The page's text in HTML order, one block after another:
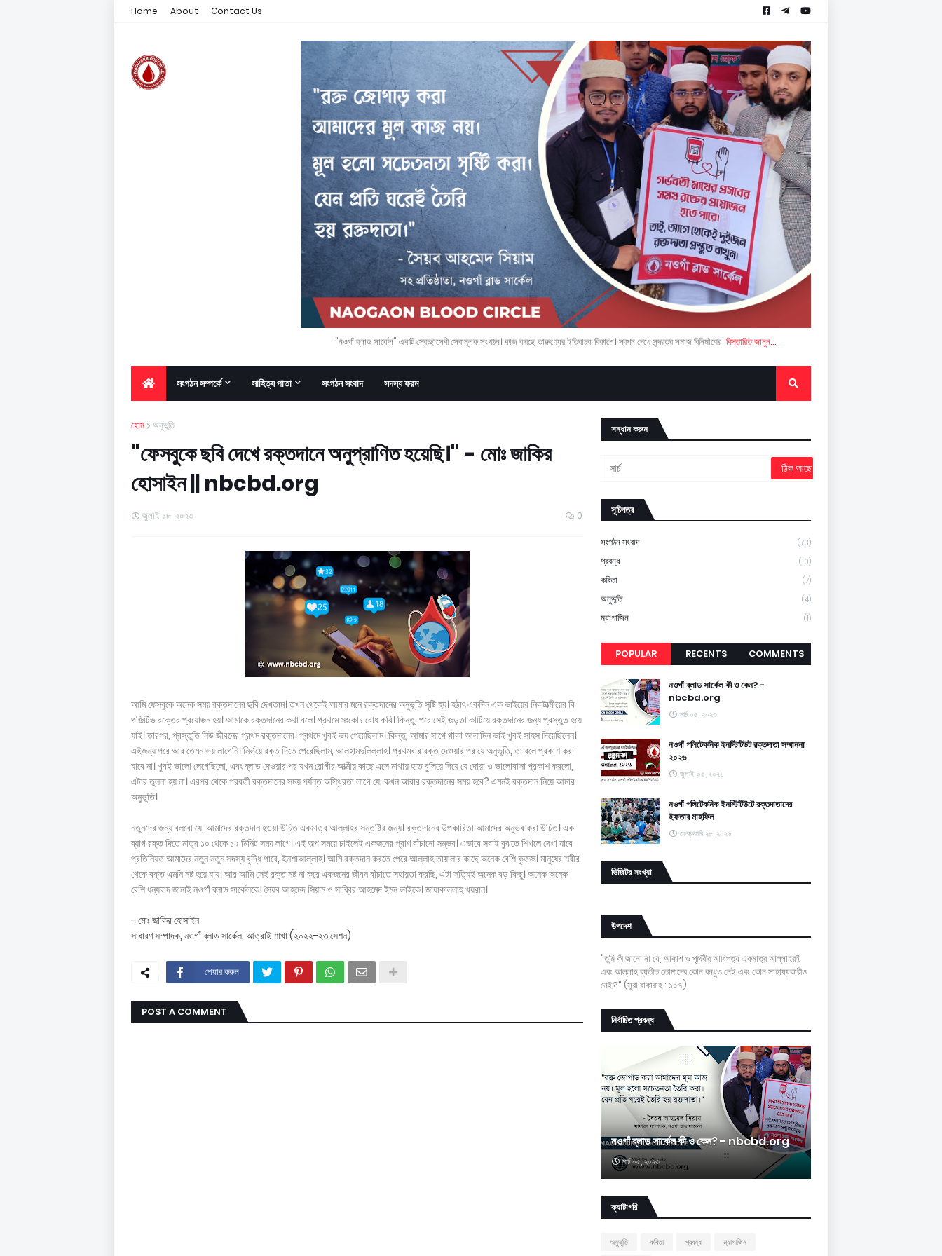
Home About Contact Us
"নওগাঁ ব্লাড সার্কেল" একটি স্বেচ্ছাসেবী সেবামূলক সংগঠন। কাজ করছে তারুণ্যের ইতিবাচক বিকাশে। স্বপ্ন দেখে সুন্দরতর সমাজ বিনির্মাণের। বিস্তারিত জানুন...
সংগঠন সম্পর্কে সাহিত্য পাতা সংগঠন সংবাদ সদস্য ফরম
হোম অনুভূতি
"ফেসবুকে ছবি দেখে রক্তদানে অনুপ্রাণিত হয়েছি।" - মোঃ জাকির
হোসাইন || nbcbd.org
জুলাই ১৮, ২০২৩ 0
আমি ফেসবুকে অনেক সময় রক্তদানের ছবি দেখতাম। তখন থেকেই আমার মনে রক্তদানের অনুভূতি সৃষ্টি হয়। হঠাৎ একদিন এক ভাইয়ের নিকটাত্মীয়ের বি
পজিটিভ রক্তের প্রয়োজন হয়। আমাকে রক্তদানের কথা বলে। প্রথমে সংকোচ বোধ করি। কিন্তু, পরে সেই জড়তা কাটিয়ে রক্তদানের জন্য প্রস্তুত হয়ে
যাই। তারপর, প্রস্তুতি নিউ জীবনের প্রথম রক্তদানের। প্রথমে খুবই ভয় পেয়েছিলাম। কিন্তু, আমার সাথে থাকা আলামিন ভাই খুবই সাহস দিয়েছিলেন।
এইজন্য পরে আর তেমন ভয় লাগেনি। নির্ভয়ে রক্ত দিতে পেরেছিলাম, আলহামদুলিল্লাহ। প্রথমবার রক্ত দেওয়ার পর যে অনুভূতি, তা বলে প্রকাশ করা
যাবে না। খুবই ভালো লেগেছিলো, এবং ব্লাড দেওয়ার পর যখন রোগীর আত্মীয় কাছে এসে মাথায় হাত বুলিয়ে দিয়ে যে দোয়া ও ভালোবাসা প্রকাশ করলো,
এটার তুলনা হয় না। এরপর থেকে পরবর্তী রক্তদানের সময় পর্যন্ত অস্থিরতা লাগে যে, কখন আবার রক্তদানের সময় হবে? এমনই রক্তদান নিয়ে আমার
অনুভূতি।
নতুনদের জন্য বলবো যে, আমাদের রক্তদান হওয়া উচিত একমাত্র আল্লাহর সন্তষ্টির জন্য। রক্তদানের উপকারিতা আমাদের অনুভব করা উচিত। এক
ব্যাগ রক্ত দিতে মাত্র ১০ থেকে ১২ মিনিট সময় লাগে। এই অল্প সময়ে চাইলেই একজনের প্রাণ বাঁচানো সম্ভব। এভাবে সবাই বুঝতে শিখলে দেখা যাবে
প্রতিনিয়ত আমাদের নতুন নতুন সদস্য বৃদ্ধি পাবে, ইনশাআল্লাহ। আমি রক্তদান করতে পেরে আল্লাহ তায়ালার কাছে অনেক বেশি কৃতজ্ঞ। মানুষের শরীর
থেকে রক্ত এমনি নষ্ট হয়ে যায়। আর আমি সেই রক্ত নষ্ট না করে একজনের জীবন বাঁচাতে সহায়তা করছি, এটা সত্যিই অনেক বড় কিছু। অনেক অনেক
বেশি ধন্যবাদ জানাই নওগাঁ ব্লাড সার্কেলকে! সৈয়ব আহমেদ সিয়াম ও সাব্বির আহমেদ ইমন ভাইকে। জাযাকাল্লাহু খয়রান।
- মোঃ জাকির হোসাইন
সাধারণ সম্পাদক, নওগাঁ ব্লাড সার্কেল, আত্রাই শাখা (২০২২-২৩ সেশন)
শেয়ার করুন
POST A COMMENT
সন্ধান করুন
সূচিপত্র
সংগঠন সংবাদ (73)
প্রবন্ধ (10)
কবিতা (7)
অনুভূতি (4)
ম্যাগাজিন (1)
POPULAR RECENTS COMMENTS
নওগাঁ ব্লাড সার্কেল কী ও কেন? -
nbcbd.org
মার্চ ০৫, ২০২৩
নওগাঁ পলিটেকনিক ইনস্টিটিউট রক্তদাতা সম্মাননা
২০২৬
জুলাই ০৫, ২০২৬
নওগাঁ পলিটেকনিক ইনস্টিটিউটে রক্তদাতাদের
ইফতার মাহফিল
ফেব্রুয়ারি ২৮, ২০২৬
ভিজিটর সংখ্যা
উপদেশ
"তুমি কী জানো না যে, আকাশ ও পৃথিবীর আধিপত্য একমাত্র আল্লাহরই
এবং আল্লাহ ব্যতীত তোমাদের কোন বন্ধুও নেই এবং কোন সাহায্যকারীও
নেই?" (সূরা বাকারাহ : ১০৭)
নির্বাচিত প্রবন্ধ
নওগাঁ ব্লাড সার্কেল কী ও কেন? - nbcbd.org
মার্চ ০৫, ২০২৩
ক্যাটাগরি
অনুভূতি কবিতা প্রবন্ধ ম্যাগাজিন